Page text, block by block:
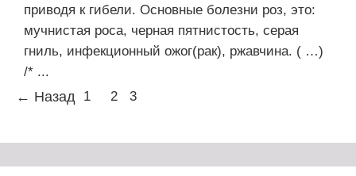
приводя к гибели. Основные болезни роз, это:
мучнистая роса, черная пятнистость, серая
гниль, инфекционный ожог(рак), ржавчина. ( …)
/* ...
← Назад 1 2 3